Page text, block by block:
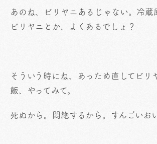
あのね、ビリヤニあるじゃない。冷蔵
ビリヤニとか、よくあるでしょ？
そういう時にね、あっため直してビリ
飯、やってみて。
死ぬから。悶絶するから。すんごいお